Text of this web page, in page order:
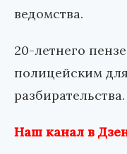
ведомства.
20-летнего
полицейским
разбирательства.
Наш канал в